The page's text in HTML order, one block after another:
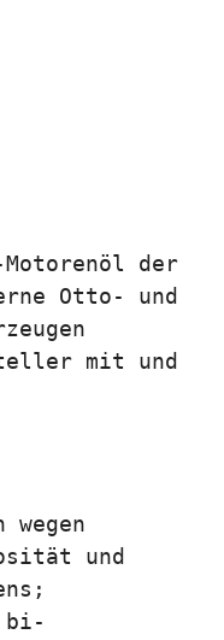
Motorenöl der
Otto- und
mit und
und
bi-